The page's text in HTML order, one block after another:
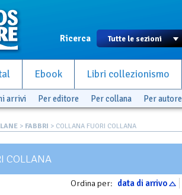
Ricerca
Ebook Libri collezionismo
arrivi Per editore Per collana Per autore
> FABBRI > COLLANA FUORI COLLANA
COLLANA
Ordina per: data di arrivo